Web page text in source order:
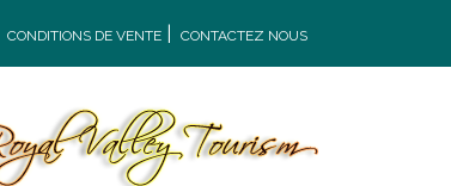
CONDITIONS DE VENTE CONTACTEZ NOUS